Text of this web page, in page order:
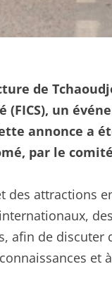
de
(FICS), un
annonce a
par le
des attractions
de discuter